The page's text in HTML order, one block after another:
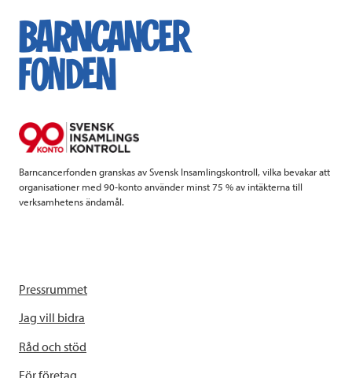
e
b
k
t
t
k
e
Barncancerfonden granskas av Svensk Insamlingskontroll, vilka bevakar att
organisationer med 90-konto använder minst 75 % av intäkterna till
verksamhetens ändamål.
Pressrummet
Jag vill bidra
Råd och stöd